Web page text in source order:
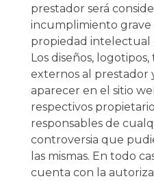
prestador será
incumplimiento grave
propiedad intelectual
Los diseños,
externos al prestador
aparecer en el sitio
respectivos
responsables de
controversia que
las mismas. En todo
cuenta con la